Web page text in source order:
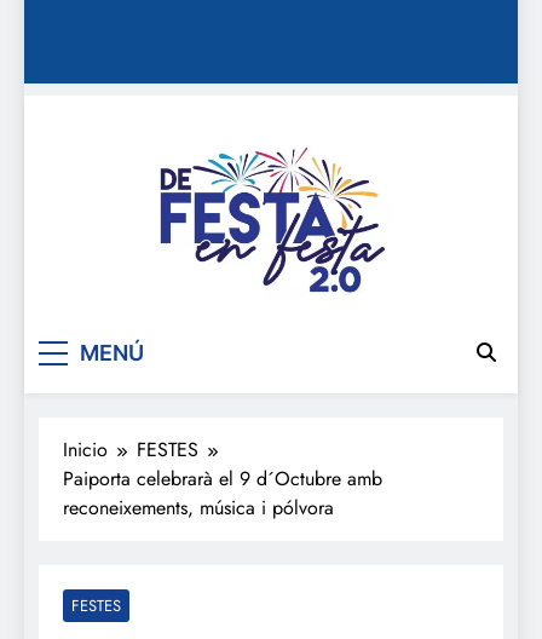
De festa en festa 2.0
MENÚ
Inicio
FESTES
Paiporta celebrarà el 9 d´Octubre amb
reconeixements, música i pólvora
FESTES